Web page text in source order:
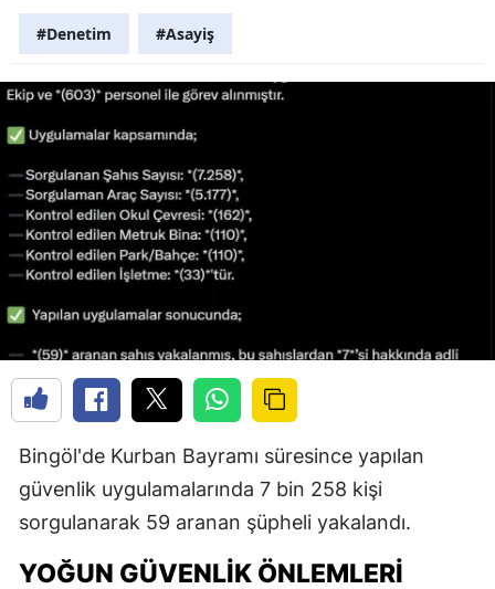
#Denetim #Asayiş
Bingöl'de Kurban Bayramı süresince yapılan
güvenlik uygulamalarında 7 bin 258 kişi
sorgulanarak 59 aranan şüpheli yakalandı.
YOĞUN GÜVENLIK ÖNLEMLERI